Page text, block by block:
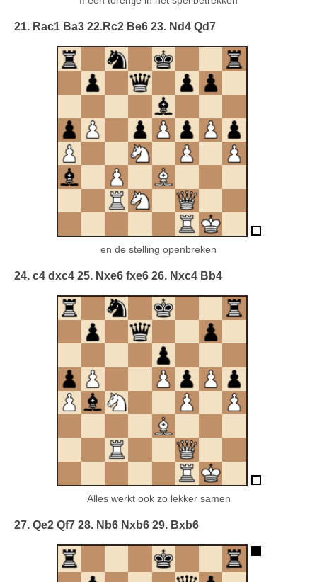
21. Rac1 Ba3 22.Rc2 Be6 23. Nd4 Qd7
en de stelling openbreken
24. c4 dxc4 25. Nxe6 fxe6 26. Nxc4 Bb4
Alles werkt ook zo lekker samen
27. Qe2 Qf7 28. Nb6 Nxb6 29. Bxb6